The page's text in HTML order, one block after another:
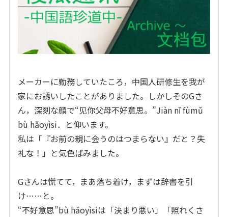
メーカーに勤務していたころ，中国人研修生を我が
家にお誘いしたことがありました。しかしそのGさ
ん，深刻な顔で“见你父母不好意思。”Jiàn nǐ fùmǔ
bù hǎoyìsi．と仰います。
私は「『お前の親に会うのはつまらない』だと？失
礼な！」と気色ばみました。
Gさんは慌てて，まあ落ち着け，まずは辞書を引
け……と。
“不好意思”bù hǎoyìsiは「決まり悪い」「照れくさ